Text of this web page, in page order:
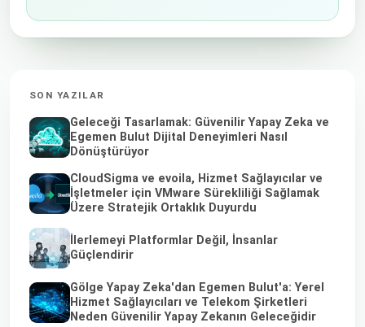
SON YAZILAR
Geleceği Tasarlamak: Güvenilir Yapay Zeka ve
Egemen Bulut Dijital Deneyimleri Nasıl
Dönüştürüyor
CloudSigma ve evoila, Hizmet Sağlayıcılar ve
İşletmeler için VMware Sürekliliği Sağlamak
Üzere Stratejik Ortaklık Duyurdu
İlerlemeyi Platformlar Değil, İnsanlar
Güçlendirir
Gölge Yapay Zeka'dan Egemen Bulut'a: Yerel
Hizmet Sağlayıcıları ve Telekom Şirketleri
Neden Güvenilir Yapay Zekanın Geleceğidir